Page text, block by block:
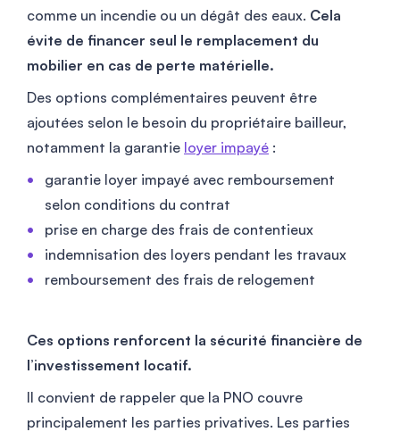
comme un incendie ou un dégât des eaux. Cela
évite de financer seul le remplacement du
mobilier en cas de perte matérielle.
Des options complémentaires peuvent être
ajoutées selon le besoin du propriétaire bailleur,
notamment la garantie loyer impayé :
garantie loyer impayé avec remboursement
selon conditions du contrat
prise en charge des frais de contentieux
indemnisation des loyers pendant les travaux
remboursement des frais de relogement
Ces options renforcent la sécurité financière de
l’investissement locatif.
Il convient de rappeler que la PNO couvre
principalement les parties privatives. Les parties